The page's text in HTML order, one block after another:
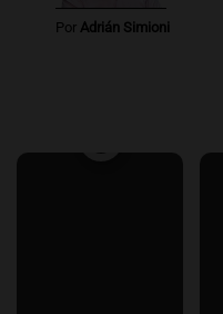
Por Adrián Simioni